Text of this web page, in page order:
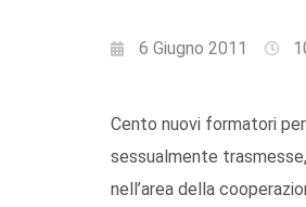
6 Giugno 2011
Cento nuovi formatori
sessualmente
nell’area della